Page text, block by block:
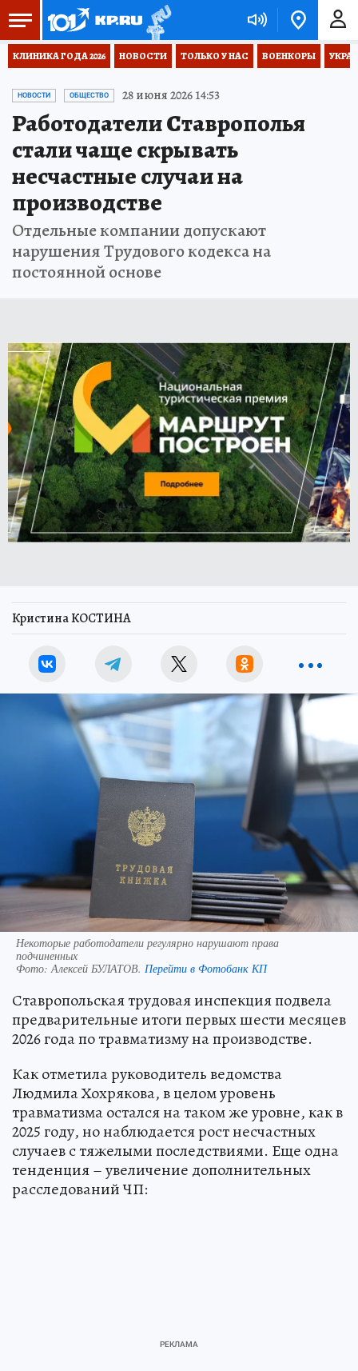
КЛИНИКА ГОДА 2026 НОВОСТИ ТОЛЬКО У НАС ВОЕНКОРЫ
НОВОСТИ ОБЩЕСТВО 28 июня 2026 14:53
Работодатели Ставрополья
стали чаще скрывать
несчастные случаи на
производстве
Отдельные компании допускают
нарушения Трудового кодекса на
постоянной основе
Кристина КОСТИНА
Некоторые работодатели регулярно нарушают права
подчиненных
Фото: Алексей БУЛАТОВ. Перейти в Фотобанк КП
Ставропольская трудовая инспекция подвела
предварительные итоги первых шести месяцев
2026 года по травматизму на производстве.
Как отметила руководитель ведомства
Людмила Хохрякова, в целом уровень
травматизма остался на таком же уровне, как в
2025 году, но наблюдается рост несчастных
случаев с тяжелыми последствиями. Еще одна
тенденция – увеличение дополнительных
расследований ЧП: